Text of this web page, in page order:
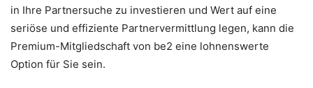
in Ihre Partnersuche zu investieren und Wert auf eine
seriöse und effiziente Partnervermittlung legen, kann die
Premium-Mitgliedschaft von be2 eine lohnenswerte
Option für Sie sein.